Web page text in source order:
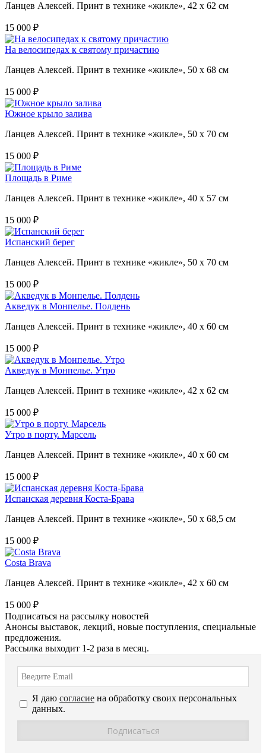
Ланцев Алексей. Принт в технике «жикле», 42 х 62 см
15 000 ₽
На велосипедах к святому причастию
Ланцев Алексей. Принт в технике «жикле», 50 х 68 см
15 000 ₽
Южное крыло залива
Ланцев Алексей. Принт в технике «жикле», 50 х 70 см
15 000 ₽
Площадь в Риме
Ланцев Алексей. Принт в технике «жикле», 40 х 57 см
15 000 ₽
Испанский берег
Ланцев Алексей. Принт в технике «жикле», 50 х 70 см
15 000 ₽
Акведук в Монпелье. Полдень
Ланцев Алексей. Принт в технике «жикле», 40 х 60 см
15 000 ₽
Акведук в Монпелье. Утро
Ланцев Алексей. Принт в технике «жикле», 42 х 62 см
15 000 ₽
Утро в порту. Марсель
Ланцев Алексей. Принт в технике «жикле», 40 х 60 см
15 000 ₽
Испанская деревня Коста-Брава
Ланцев Алексей. Принт в технике «жикле», 50 х 68,5 см
15 000 ₽
Costa Brava
Ланцев Алексей. Принт в технике «жикле», 42 х 60 см
15 000 ₽
Подписаться на рассылку новостей
Анонсы выставок, лекций, новые поступления, специальные
предложения.
Рассылка выходит 1-2 раза в месяц.
Я даю согласие на обработку своих персональных
данных.